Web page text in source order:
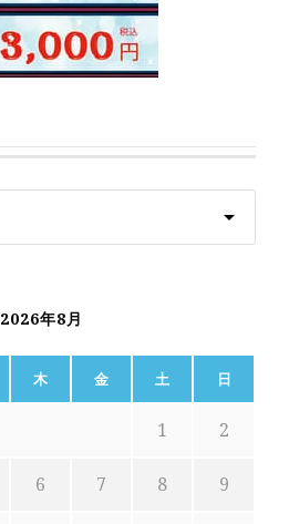
2026年8月
木 金 土 日
1 2
6 7 8 9